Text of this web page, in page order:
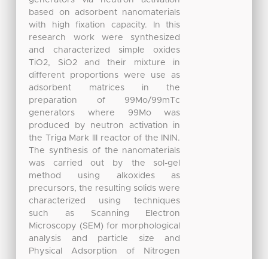
based on adsorbent nanomaterials
with high fixation capacity. In this
research work were synthesized
and characterized simple oxides
TiO2, SiO2 and their mixture in
different proportions were use as
adsorbent matrices in the
preparation of 99Mo/99mTc
generators where 99Mo was
produced by neutron activation in
the Triga Mark III reactor of the ININ.
The synthesis of the nanomaterials
was carried out by the sol-gel
method using alkoxides as
precursors, the resulting solids were
characterized using techniques
such as Scanning Electron
Microscopy (SEM) for morphological
analysis and particle size and
Physical Adsorption of Nitrogen